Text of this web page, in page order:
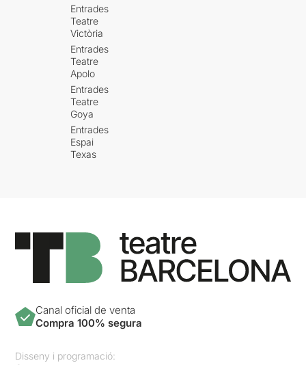
Entrades
Teatre
Victòria
Entrades
Teatre
Apolo
Entrades
Teatre
Goya
Entrades
Espai
Texas
Canal oficial de venta
Compra 100% segura
Disseny i programació: